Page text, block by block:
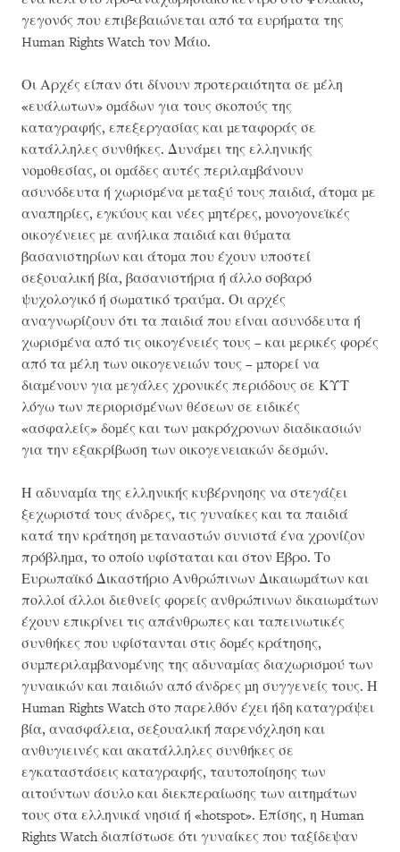
γεγονός που επιβεβαιώνεται από τα ευρήματα της
Human Rights Watch τον Μάιο.
Οι Αρχές είπαν ότι δίνουν προτεραιότητα σε μέλη
«ευάλωτων» ομάδων για τους σκοπούς της
καταγραφής, επεξεργασίας και μεταφοράς σε
κατάλληλες συνθήκες. Δυνάμει της ελληνικής
νομοθεσίας, οι ομάδες αυτές περιλαμβάνουν
ασυνόδευτα ή χωρισμένα μεταξύ τους παιδιά, άτομα με
αναπηρίες, εγκύους και νέες μητέρες, μονογονεϊκές
οικογένειες με ανήλικα παιδιά και θύματα
βασανιστηρίων και άτομα που έχουν υποστεί
σεξουαλική βία, βασανιστήρια ή άλλο σοβαρό
ψυχολογικό ή σωματικό τραύμα. Οι αρχές
αναγνωρίζουν ότι τα παιδιά που είναι ασυνόδευτα ή
χωρισμένα από τις οικογένειές τους – και μερικές φορές
από τα μέλη των οικογενειών τους – μπορεί να
διαμένουν για μεγάλες χρονικές περιόδους σε ΚΥΤ
λόγω των περιορισμένων θέσεων σε ειδικές
«ασφαλείς» δομές και των μακρόχρονων διαδικασιών
για την εξακρίβωση των οικογενειακών δεσμών.
Η αδυναμία της ελληνικής κυβέρνησης να στεγάζει
ξεχωριστά τους άνδρες, τις γυναίκες και τα παιδιά
κατά την κράτηση μεταναστών συνιστά ένα χρονίζον
πρόβλημα, το οποίο υφίσταται και στον Έβρο. Το
Ευρωπαϊκό Δικαστήριο Ανθρώπινων Δικαιωμάτων και
πολλοί άλλοι διεθνείς φορείς ανθρώπινων δικαιωμάτων
έχουν επικρίνει τις απάνθρωπες και ταπεινωτικές
συνθήκες που υφίστανται στις δομές κράτησης,
συμπεριλαμβανομένης της αδυναμίας διαχωρισμού των
γυναικών και παιδιών από άνδρες μη συγγενείς τους. Η
Human Rights Watch στο παρελθόν έχει ήδη καταγράψει
βία, ανασφάλεια, σεξουαλική παρενόχληση και
ανθυγιεινές και ακατάλληλες συνθήκες σε
εγκαταστάσεις καταγραφής, ταυτοποίησης των
αιτούντων άσυλο και διεκπεραίωσης των αιτημάτων
τους στα ελληνικά νησιά ή «hotspot». Επίσης, η Human
Rights Watch διαπίστωσε ότι γυναίκες που ταξίδεψαν